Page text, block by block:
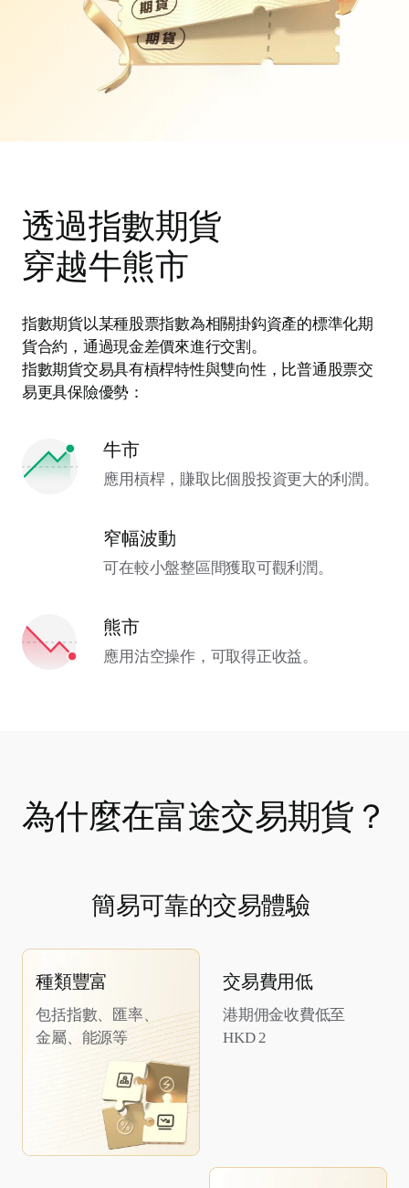
透過指數期貨
穿越牛熊市
指數期貨以某種股票指數為相關掛鈎資產的標準化期
貨合約，通過現金差價來進行交割。
指數期貨交易具有槓桿特性與雙向性，比普通股票交
易更具保險優勢：
應用槓桿，賺取比個股投資更大的利潤。
牛市
可在較小盤整區間獲取可觀利潤。
窄幅波動
應用沽空操作，可取得正收益。
熊市
為什麼在富途交易期貨？
簡易可靠的交易體驗
種類豐富
包括指數、匯率、
金屬、能源等
交易費用低
港期佣金收費低至
HKD 2